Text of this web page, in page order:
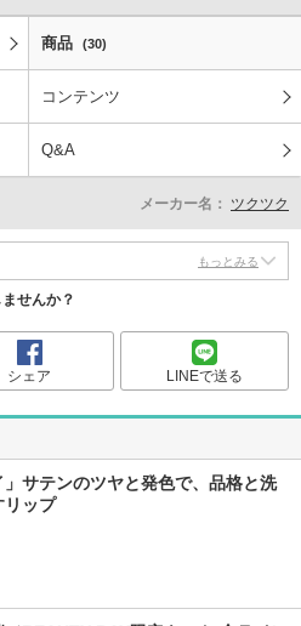
商品 (30)
コンテンツ
Q&A
メーカー名： ツクツク
もっとみる
せんか？
シェア LINEで送る
」サテンのツヤと発色で、品格と洗
リップ